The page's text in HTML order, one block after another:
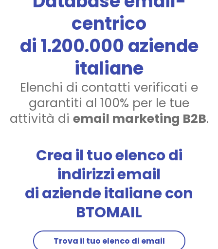
centrico
di 1.200.000 aziende
italiane
Elenchi di contatti verificati e
garantiti al 100% per le tue
attività di email marketing B2B.
Crea il tuo elenco di
indirizziemail
di aziende italianecon
BTOMAIL
Trova il tuo elenco di email